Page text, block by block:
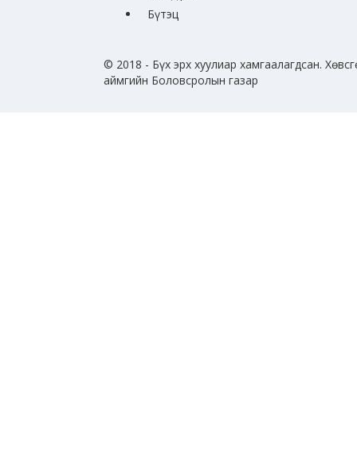
Бүтэц
© 2018 - Бүх эрх хуулиар хамгаалагдсан.
аймгийн Боловсролын газар